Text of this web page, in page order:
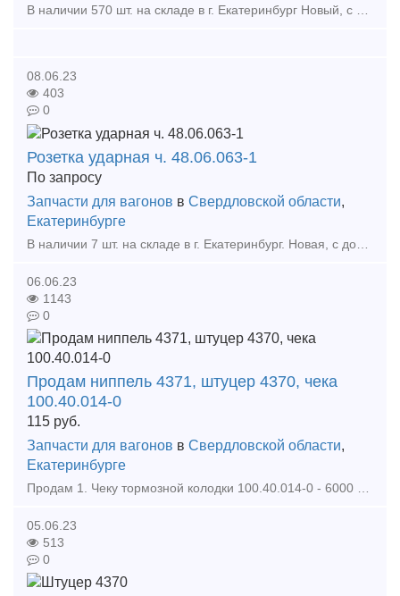
08.06.23
403
0
Розетка ударная ч. 48.06.063-1
По запросу
Запчасти для вагонов в Свердловской области,
Екатеринбурге
06.06.23
1143
0
Продам ниппель 4371, штуцер 4370, чека
100.40.014-0
115 руб.
Запчасти для вагонов в Свердловской области,
Екатеринбурге
05.06.23
513
0